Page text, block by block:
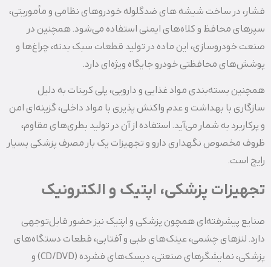
فشار، در ساخت شیشه‌ های ضدگلوله خودروهای نظامی و مأموریتی،
سپرهای محافظ و کلاه‌های ایمنی استفاده می‌شود. همچنین در
صنعت خودروسازی، این ماده در تولید قطعات سبک بدنه، چراغ‌ها و
پوشش‌های محافظتی خودرو جایگاه ویژه‌ای دارد.
همچنین بسته‌بندی مواد غذایی و دارویی، پلی کربنات به دلیل
سازگاری با بهداشت و عدم واکنش‌ پذیری با مواد داخلی، گزینه‌ای امن
و پرکاربرد به شمار می‌آید. استفاده از آن در تولید بطری‌های مقاوم،
ظروف مخصوص نگهداری دارو و تجهیزات یک‌ بار مصرف پزشکی بسیار
رایج است.
تجهیزات پزشکی، اپتیک و الکترونیک
صنایع پیشرفته‌ای همچون پزشکی و اپتیک نیز حضور قابل‌توجهی
دارد. لنزهای چشمی، عینک‌های طبی و آفتابی، قطعات دستگاه‌های
پزشکی، نمایشگرهای صنعتی، دیسک‌های فشرده (CD/DVD) و